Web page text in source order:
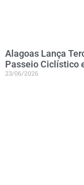
Alagoas Lança
Passeio Ciclístico
23/06/2026